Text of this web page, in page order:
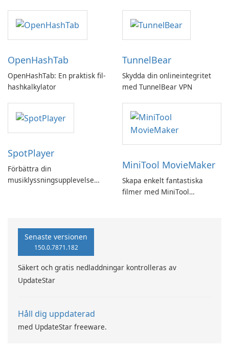
OpenHashTab
OpenHashTab: En praktisk fil-
hashkalkylator
TunnelBear
Skydda din onlineintegritet
med TunnelBear VPN
SpotPlayer
Förbättra din
musiklyssningsupplevelse
MiniTool MovieMaker
Skapa enkelt fantastiska
filmer med MiniTool
Senaste versionen
150.0.7871.182
Säkert och gratis nedladdningar kontrolleras av
UpdateStar
Håll dig uppdaterad
med UpdateStar freeware.